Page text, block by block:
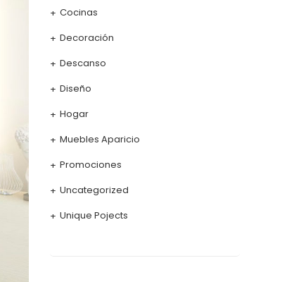
Cocinas
Decoración
Descanso
Diseño
Hogar
Muebles Aparicio
Promociones
Uncategorized
Unique Pojects